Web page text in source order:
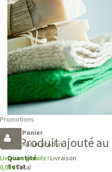
Promotions
Panier
Aucun produit
Livraison gratuite ! Livraison
0,00 €Total
Produit ajouté au
Quantité
Total